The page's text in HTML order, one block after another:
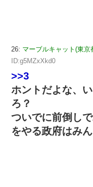
26: マーブルキャット(東京
ID:g5MZxXkd0
>>3
ホントだよな、
ろ？
ついでに前倒し
をやる政府はみ